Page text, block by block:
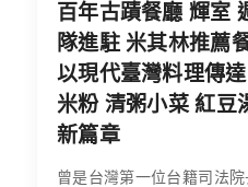
百年古蹟餐廳 輝室
隊進駐 米其林推薦
以現代臺灣料理傳
米粉 清粥小菜 紅豆
新篇章
曾是台灣第一位台籍司法